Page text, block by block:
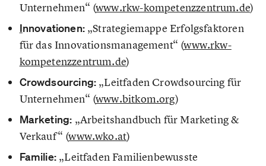
Unternehmen“ (www.rkw-kompetenzzentrum.de)
Innovationen:„Strategiemappe Erfolgsfaktoren
für das Innovationsmanagement“ (www.rkw-
kompetenzzentrum.de)
Crowdsourcing: „Leitfaden Crowdsourcing für
Unternehmen“ (www.bitkom.org)
Marketing: „Arbeitshandbuch für Marketing &
Verkauf“ (www.wko.at)
Familie: „Leitfaden Familienbewusste